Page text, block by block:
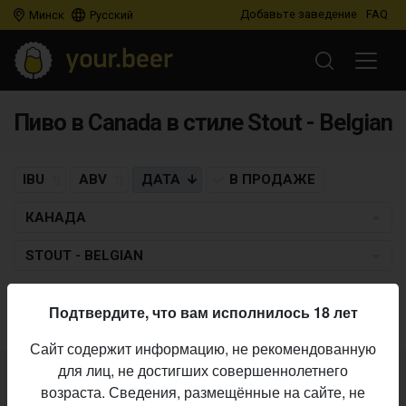
Минск Русский Добавьте заведение FAQ
Пиво в Canada в стиле Stout - Belgian
IBU ABV ДАТА В ПРОДАЖЕ
КАНАДА
STOUT - BELGIAN
Не нашли ваш бар или магазин в каталоге?
Подтвердите, что вам исполнилось 18 лет
Сайт содержит информацию, не рекомендованную
для лиц, не достигших совершеннолетнего
возраста. Сведения, размещённые на сайте, не